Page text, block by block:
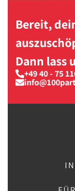
Bereit,
Dann lass
+49 40 - 75